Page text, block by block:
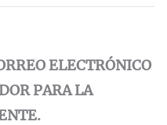
ELECTRÓNICO
PARA LA